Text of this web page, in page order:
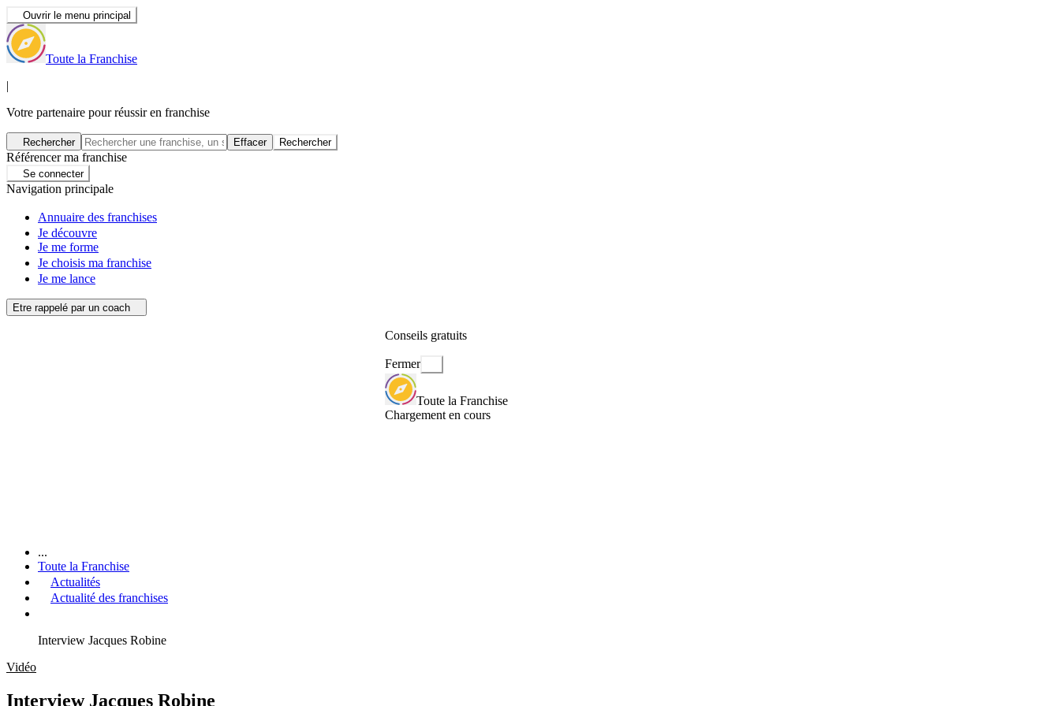
Ouvrir le menu principal
Toute la Franchise
|
Votre partenaire pour réussir en franchise
Rechercher Effacer Rechercher
Référencer ma franchise
Se connecter
Navigation principale
Annuaire des franchises
Je découvre
Je me forme
Je choisis ma franchise
Je me lance
Etre rappelé par un coach
Conseils gratuits
Fermer
Toute la Franchise
Chargement en cours
...
Toute la Franchise
Actualités
Actualité des franchises
Interview Jacques Robine
Vidéo
Interview Jacques Robine